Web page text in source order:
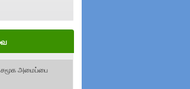
சமூக அமைப்பை